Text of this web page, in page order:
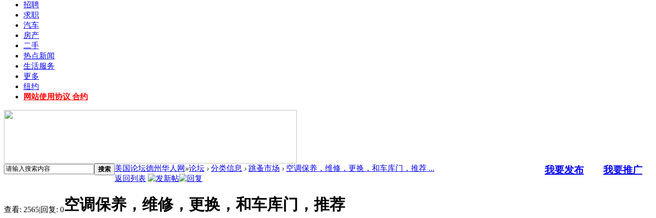
招聘
求职
汽车
房产
二手
热点新闻
生活服务
更多
纽约
网站使用协议 合约
搜索 我要发布 我要推广
美国论坛德州华人网 »论坛 › 分类信息 › 跳蚤市场 › 空调保养，维修，更换，和车库门，推荐 ...
返回列表
查看: 2565|回复: 0空调保养，维修，更换，和车库门，推荐